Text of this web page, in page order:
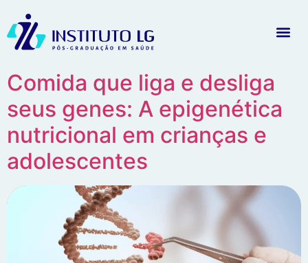
Comida que liga e desliga
seus genes: A epigenética
nutricional em crianças e
adolescentes